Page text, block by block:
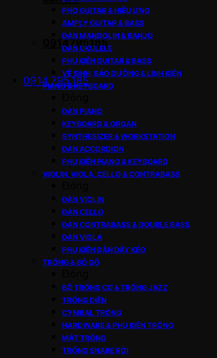
0914795185
0914.795.185
PHƠ GUITAR & HIỆU ỨNG
AMPLY GUITAR & BASS
ĐÀN MANDOLIN & BANJO
ĐÀN UKULELE
PHỤ KIỆN GUITAR & BASS
VỆ SINH, BẢO DƯỠNG & LINH KIỆN
PIANO & KEYBOARD
ĐÀN PIANO
KEYBOARD & ORGAN
SYNTHESIZER & WORKSTATION
ĐÀN ACCORDION
PHỤ KIỆN PIANO & KEYBOARD
VIOLIN, VIOLA, CELLO & CONTRABASS
ĐÀN VIOLIN
ĐÀN CELLO
ĐÀN CONTRABASS & DOUBLE BASS
ĐÀN VIOLA
PHỤ KIỆN ĐÀN DÂY KÉO
TRỐNG & BỘ GÕ
BỘ TRỐNG CƠ & TRỐNG JAZZ
TRỐNG ĐIỆN
CYMBAL TRỐNG
HARDWARE & PHỤ KIỆN TRỐNG
MẶT TRỐNG
TRỐNG SNARE RỜI